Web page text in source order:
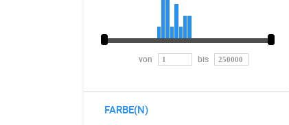
von bis
FARBE(N)